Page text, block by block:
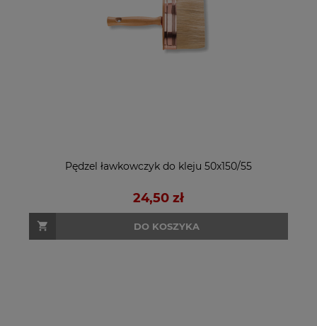
Pędzel ławkowczyk do kleju 50x150/55
24,50 zł
DO KOSZYKA